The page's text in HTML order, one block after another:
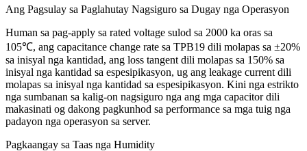
Ang Pagsulay sa Paglahutay Nagsiguro sa Dugay nga Operasyon
Human sa pag-apply sa rated voltage sulod sa 2000 ka oras sa
105℃, ang capacitance change rate sa TPB19 dili molapas sa ±20%
sa inisyal nga kantidad, ang loss tangent dili molapas sa 150% sa
inisyal nga kantidad sa espesipikasyon, ug ang leakage current dili
molapas sa inisyal nga kantidad sa espesipikasyon. Kini nga estrikto
nga sumbanan sa kalig-on nagsiguro nga ang mga capacitor dili
makasinati og dakong pagkunhod sa performance sa mga tuig nga
padayon nga operasyon sa server.
Pagkaangay sa Taas nga Humidity